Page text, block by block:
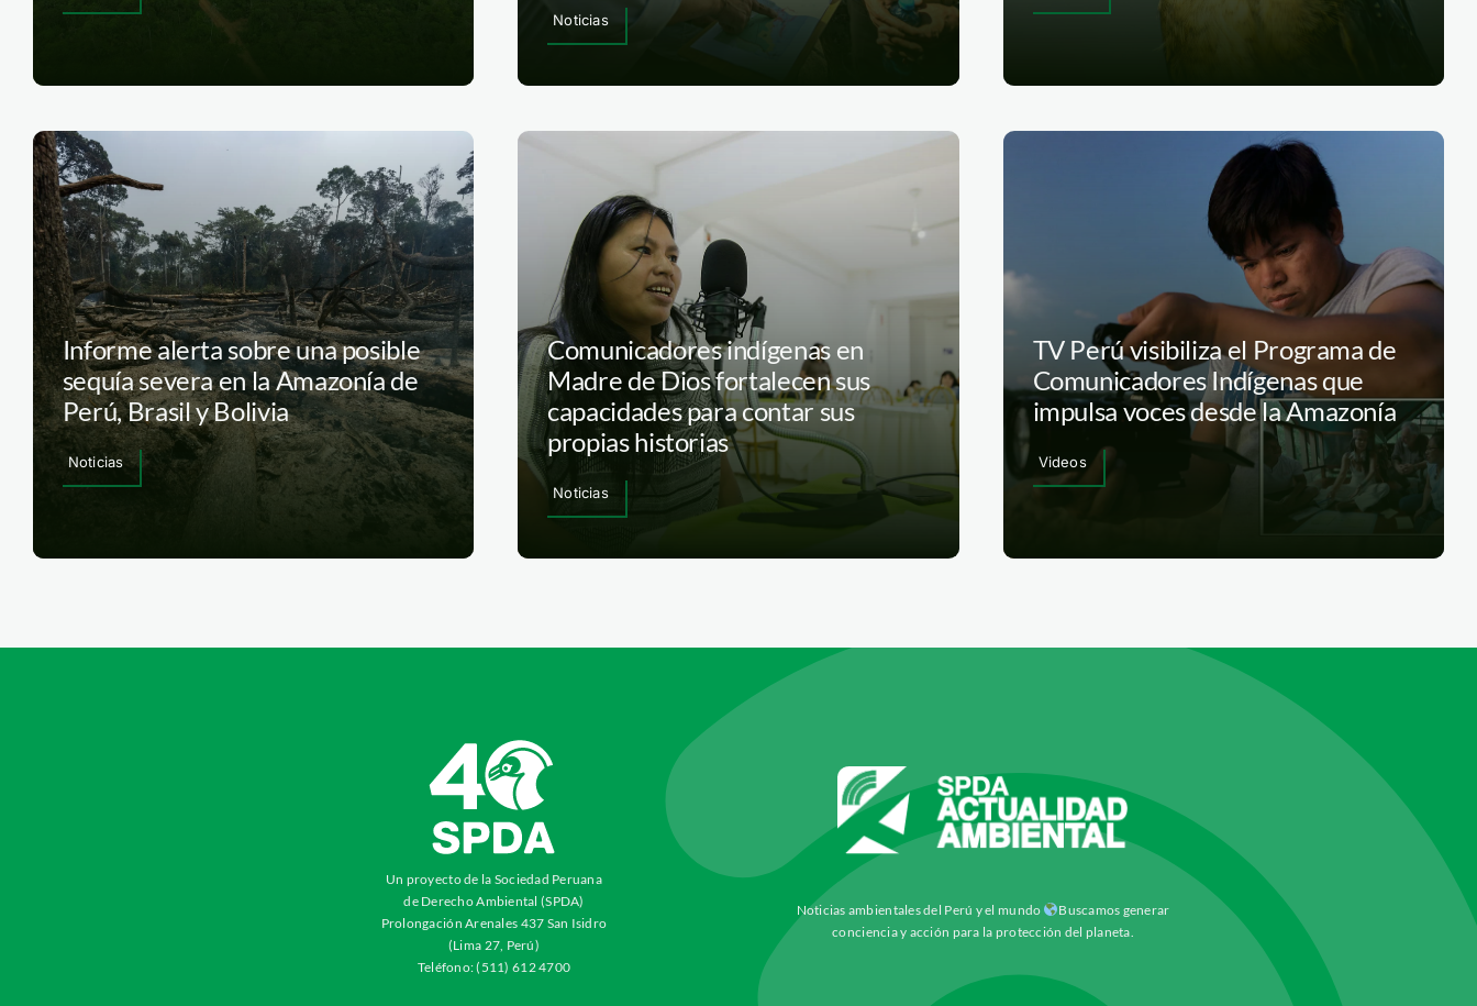
Noticias
Informe alerta sobre una posible
sequía severa en la Amazonía de
Perú, Brasil y Bolivia
Noticias
Comunicadores indígenas en
Madre de Dios fortalecen sus
capacidades para contar sus
propias historias
Noticias
TV Perú visibiliza el Programa de
Comunicadores Indígenas que
impulsa voces desde la Amazonía
Videos
Un proyecto de la Sociedad Peruana
de Derecho Ambiental (SPDA)
Prolongación Arenales 437 San Isidro
(Lima 27, Perú)
Teléfono: (511) 612 4700
Noticias ambientales del Perú y el mundo
Buscamos generar
conciencia y acción para la protección del planeta.